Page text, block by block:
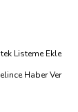
Listeme Ekle
Haber Ver